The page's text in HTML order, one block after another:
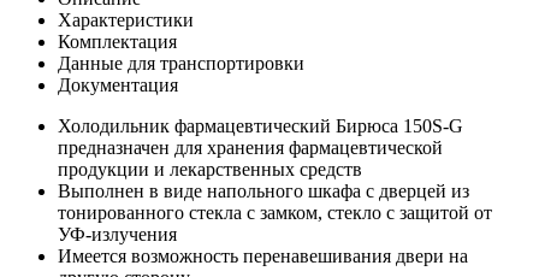
Характеристики
Комплектация
Данные для транспортировки
Документация
Холодильник фармацевтический Бирюса 150S-G
предназначен для хранения фармацевтической
продукции и лекарственных средств
Выполнен в виде напольного шкафа с дверцей из
тонированного стекла с замком, стекло с защитой от
УФ-излучения
Имеется возможность перенавешивания двери на